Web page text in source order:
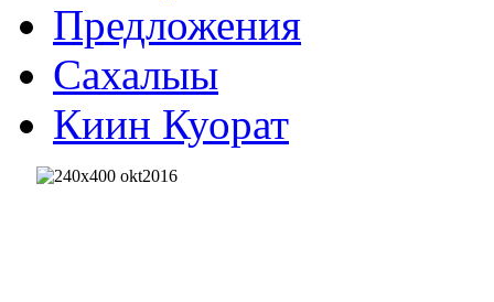
Предложения
Сахалыы
Киин Куорат